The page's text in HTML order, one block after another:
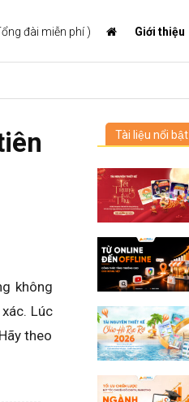
đài miễn phí ) Giới thiệu
không
Lúc
theo
Tài liệu nổi bật